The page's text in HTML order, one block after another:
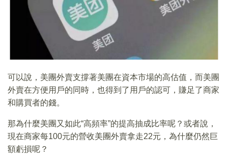
可以說，美團外賣支撐著美團在資本市場的高估值，而美團
外賣在方便用戶的同時，也得到了用戶的認可，賺足了商家
和購買者的錢。
那為什麼美團又如此“高頻率”的提高抽成比率呢？或者說，
現在商家每100元的營收美團外賣拿走22元，為什麼仍然巨
額虧損呢？